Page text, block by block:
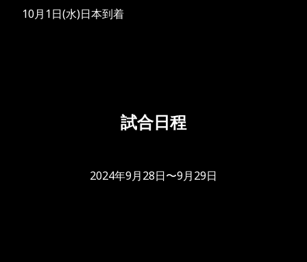
10⽉1⽇(⽔)⽇本到着
試合日程
2024年9月28日〜9月29日